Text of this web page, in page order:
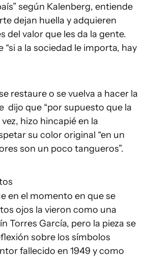
según Kalenberg, entiende
dejan huella y adquieren
del valor que les da la gente.
“si a la sociedad le importa, hay
restaure o se vuelva a hacer la
dijo que “por supuesto que la
hizo hincapié en la
su color original “en un
son un poco tangueros”.
en el momento en que se
ojos la vieron como una
Torres García, pero la pieza se
sobre los símbolos
fallecido en 1949 y como